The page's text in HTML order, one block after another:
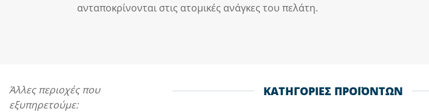
ανταποκρίνονται στις ατομικές ανάγκες του πελάτη.
Άλλες περιοχές που
εξυπηρετούμε:
ΚΑΤΗΓΟΡΙΕΣ ΠΡΟΪΟΝΤΩΝ